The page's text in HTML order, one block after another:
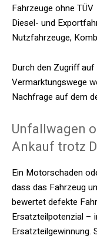
Fahrzeuge ohne TÜV
Diesel- und
Nutzfahrzeuge,
Durch den Zugriff
Vermarktungswege
Nachfrage auf dem
Unfallwagen
Ankauf trotz
Ein Motorschaden
dass das Fahrzeug
bewertet defekte
Ersatzteilpotenzial –
Ersatzteilgewinnung.